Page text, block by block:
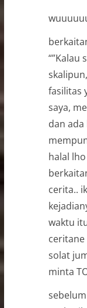
“”Kalau
fasilitas
saya,
dan
halal lho
cerita..
waktu
solat
minta